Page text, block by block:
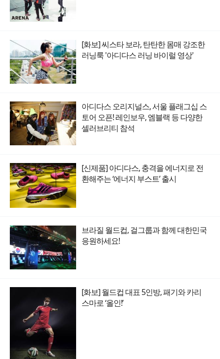
[화보] 씨스타 보라, 탄탄한 몸매 강조한
러닝룩 '아디다스 러닝 바이럴 영상'
아디다스 오리지널스, 서울 플래그십 스
토어 오픈! 레인보우, 엠블랙 등 다양한
셀러브리티 참석
[신제품] 아디다스, 충격을 에너지로 전
환해주는 ‘에너지 부스트’ 출시
브라질 월드컵, 걸그룹과 함께 대한민국
응원하세요!
[화보] 월드컵 대표 5인방, 패기와 카리
스마로 ‘올인!’